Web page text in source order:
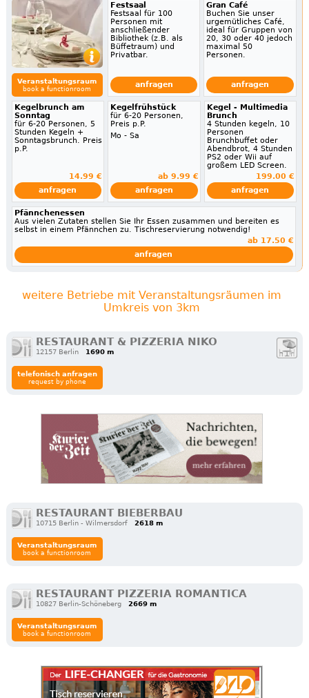
Veranstaltungsraum
book a functionroom
Festsaal
Festsaal für 100
Personen mit
anschließender
Bibliothek (z.B. als
Büffetraum) und
Privatbar.
anfragen
Gran Café
Buchen Sie unser
urgemütliches Café,
ideal für Gruppen von
20, 30 oder 40 jedoch
maximal 50
Personen.
anfragen
Kegelbrunch am
Sonntag
für 6-20 Personen, 5
Stunden Kegeln +
Sonntagsbrunch. Preis
p.P.
14.99 €
anfragen
Kegelfrühstück
für 6-20 Personen,
Preis p.P.
Mo - Sa
ab 9.99 €
anfragen
Kegel - Multimedia
Brunch
4 Stunden kegeln, 10
Personen
Brunchbuffet oder
Abendbrot, 4 Stunden
PS2 oder Wii auf
großem LED Screen.
199.00 €
anfragen
Pfännchenessen
Aus vielen Zutaten stellen Sie Ihr Essen zusammen und bereiten es
selbst in einem Pfännchen zu. Tischreservierung notwendig!
ab 17.50 €
anfragen
weitere Betriebe mit Veranstaltungsräumen im
Umkreis von 3km
RESTAURANT & PIZZERIA NIKO
12157 Berlin 1690 m
telefonisch anfragen
request by phone
RESTAURANT BIEBERBAU
10715 Berlin - Wilmersdorf 2618 m
Veranstaltungsraum
book a functionroom
RESTAURANT PIZZERIA ROMANTICA
10827 Berlin-Schöneberg 2669 m
Veranstaltungsraum
book a functionroom